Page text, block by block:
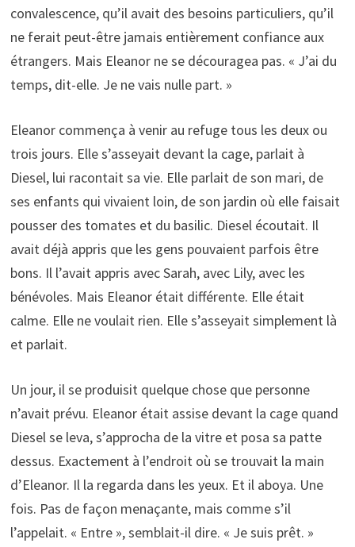
convalescence, qu’il avait des besoins particuliers, qu’il
ne ferait peut-être jamais entièrement confiance aux
étrangers. Mais Eleanor ne se découragea pas. « J’ai du
temps, dit-elle. Je ne vais nulle part. »
Eleanor commença à venir au refuge tous les deux ou
trois jours. Elle s’asseyait devant la cage, parlait à
Diesel, lui racontait sa vie. Elle parlait de son mari, de
ses enfants qui vivaient loin, de son jardin où elle faisait
pousser des tomates et du basilic. Diesel écoutait. Il
avait déjà appris que les gens pouvaient parfois être
bons. Il l’avait appris avec Sarah, avec Lily, avec les
bénévoles. Mais Eleanor était différente. Elle était
calme. Elle ne voulait rien. Elle s’asseyait simplement là
et parlait.
Un jour, il se produisit quelque chose que personne
n’avait prévu. Eleanor était assise devant la cage quand
Diesel se leva, s’approcha de la vitre et posa sa patte
dessus. Exactement à l’endroit où se trouvait la main
d’Eleanor. Il la regarda dans les yeux. Et il aboya. Une
fois. Pas de façon menaçante, mais comme s’il
l’appelait. « Entre », semblait-il dire. « Je suis prêt. »